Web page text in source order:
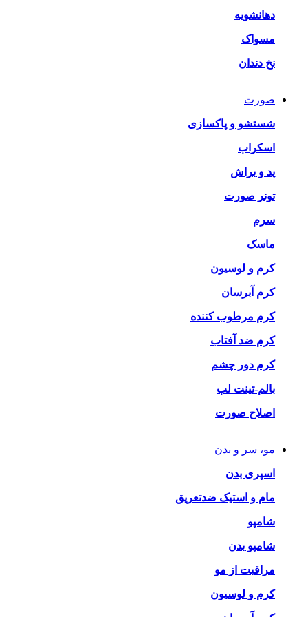
دهانشویه
مسواک
نخ دندان
صورت
شستشو و پاکسازی
اسکراب
پد و براش
تونر صورت
سرم
ماسک
کرم و لوسیون
کرم آبرسان
کرم مرطوب کننده
کرم ضد آفتاب
کرم دور چشم
بالم-تینت لب
اصلاح صورت
مو، سر و بدن
اسپری بدن
مام و استیک ضدتعریق
شامپو
شامپو بدن
مراقبت از مو
کرم و لوسیون